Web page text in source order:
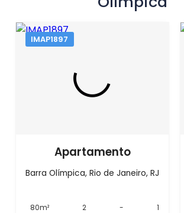
IMAP1897
Apartamento
Barra Olímpica, Rio de Janeiro, RJ
80m² 2 - 1